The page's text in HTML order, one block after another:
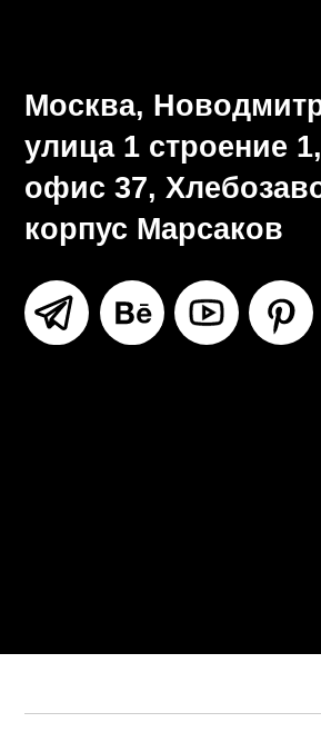
Москва,
улица 1 строение 1,
офис 37,
корпус Марсаков